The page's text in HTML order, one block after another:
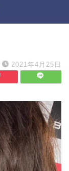
2021年4月25日